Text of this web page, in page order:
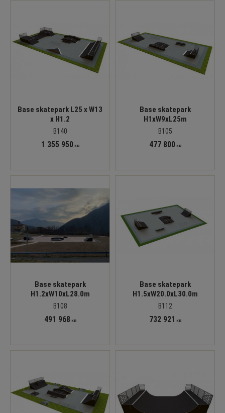
Base skatepark L25 x W13
x H1.2
B140
1 355 950KR
Base skatepark
H1xW9xL25m
B105
477 800KR
Base skatepark
H1.2xW10xL28.0m
B108
491 968 KR
Base skatepark
H1.5xW20.0xL30.0m
B112
732 921 KR